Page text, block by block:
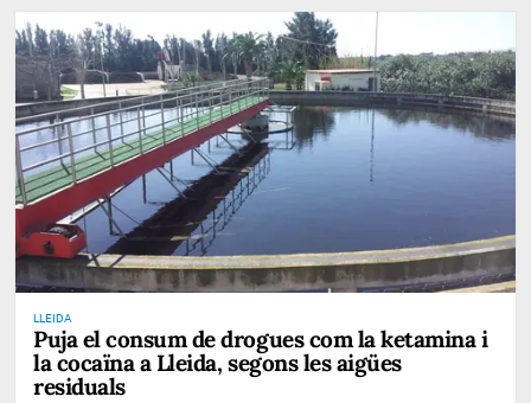
LLEIDA
Puja el consum de drogues com la ketamina i
la cocaïna a Lleida, segons les aigües
residuals